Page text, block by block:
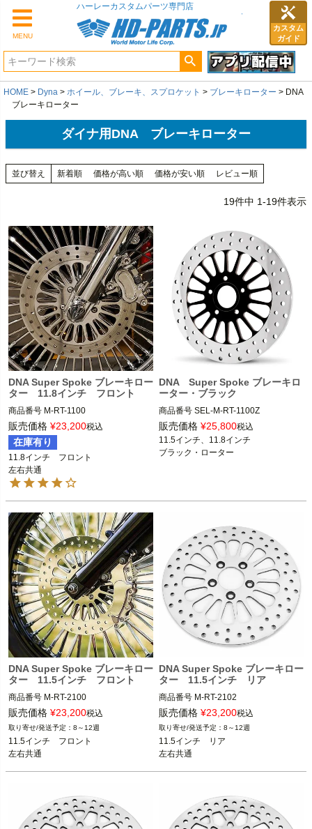
MENU
カスタム
ガイド
HOME Dyna ホイール、ブレーキ、スプロケット ブレーキローター
DNA
ブレーキローター
ダイナ用DNA ブレーキローター
並び替え 新着順 価格が高い順 価格が安い順 レビュー順
19件中 1-19件表示
DNA Super Spoke ブレーキロー
ター 11.8インチ フロント
商品番号 M-RT-1100
11.8インチ　フロント 左右共通
2014～2021 スポーツスター
2006～2017 ダイナ
2015～2023 ソフテイル
2008～2013 ツーリング
2014～2015 FLHRC
2018～2019 FLHXS、FLTRXS、FLH
RXS
2014～2019 トライク
DNA
販売価格 ¥23,200税込
在庫有り
11.8インチ　フロント
左右共通
DNA Super Spoke ブレーキロ
ーター・ブラック
商品番号 SEL-M-RT-1100Z
M-RT-2100Z
：11.5インチ　フロント
左右共通
2000～2010 スポーツスター
2000～2017 ダイナ
2000～2022 ソフテイル
M-RT-1100Z：11.8インチ　フロント
左右共通
2014～2021 スポーツスター
2006～2017 ダイナ
2015～2022 ソフテイル
2008～2013 ツーリング
2014～2015 FLHRC
2018～2019 FLHXS、FLTRXS、FLH
RXS
M-RT-1102Z：11.8インチ リア
2008～2022 ツーリング
DNA
販売価格 ¥25,800税込
11.5インチ、11.8インチ
DNA Super Spoke ブレーキロー
ター 11.5インチ フロント
商品番号 M-RT-2100
11.5インチ　フロント 左右共通
1984～2005 ダイナ
1984～2014 ソフテイル
1984～2007 ツーリング
販売価格 ¥23,200税込
8～12週
11.5インチ　フロント
左右共通
DNA Super Spoke ブレーキロー
ター 11.5インチ リア
商品番号 M-RT-2102
11.5インチ　リア
1992～2017 ダイナ
1992～2023 ソフテイル
1992～2007 ツーリング
販売価格 ¥23,200税込
8～12週
11.5インチ　リア
左右共通